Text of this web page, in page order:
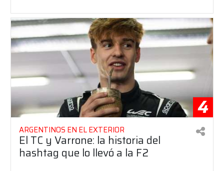
4
ARGENTINOS EN EL EXTERIOR
El TC y Varrone: la historia del
hashtag que lo llevó a la F2